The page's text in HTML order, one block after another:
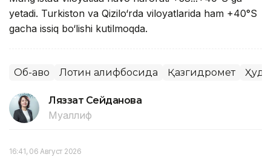
yetadi. Turkiston va Qizilo‘rda viloyatlarida ham +40°S
gacha issiq bo‘lishi kutilmoqda.
Об-ҳаво Лотин алифбосида Қазгидромет
Ляззат Сейданова
Муаллиф
16:41, 06 Август 2026